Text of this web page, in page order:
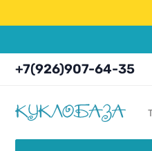
+7(926)907-64-35